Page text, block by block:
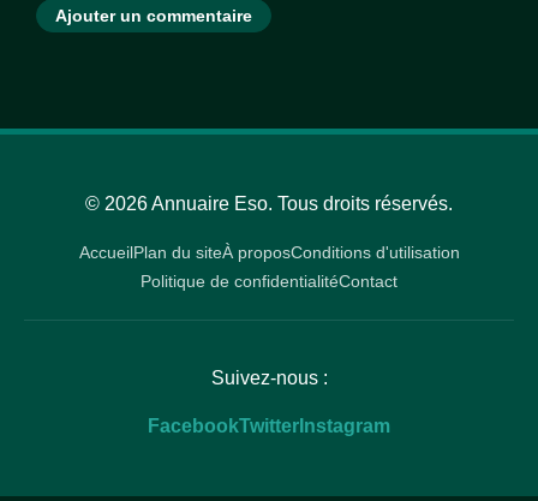
Ajouter un commentaire
© 2026 Annuaire Eso. Tous droits réservés.
AccueilPlan du siteÀ proposConditions d'utilisation
Politique de confidentialitéContact
Suivez-nous :
FacebookTwitter Instagram